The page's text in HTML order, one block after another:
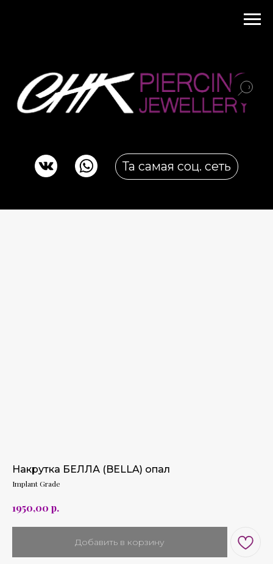
Накрутка БЕЛЛА (BELLA) опал
Implant Grade
1950,00 р.
Добавить в корзину